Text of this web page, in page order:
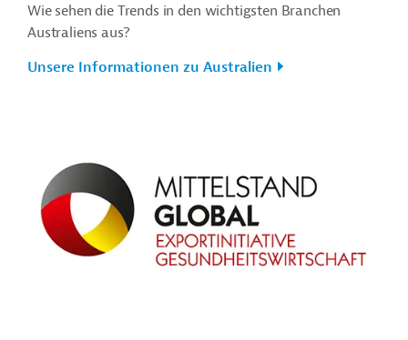
Wie sehen die Trends in den wichtigsten Branchen
Australiens aus?
Unsere Informationen zu Australien